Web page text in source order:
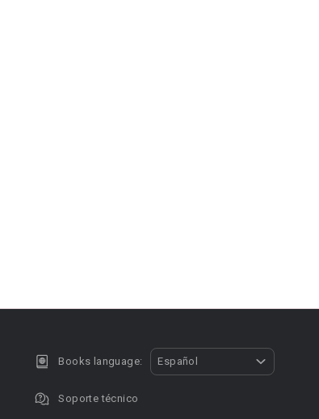
Books language: Español
Soporte técnico